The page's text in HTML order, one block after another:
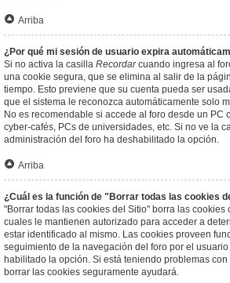
Arriba
¿Por qué mi sesión de usuario expira
Si no activa la casilla Recordarcuando ingresa al
una cookie segura, que se elimina al salir de la
tiempo. Esto previene que su cuenta pueda ser
que el sistema le reconozca automáticamente solo
No es recomendable si accede al foro desde un PC
cyber-cafés, PCs de universidades, etc. Si no ve la
administración del foro ha deshabilitado la opción.
Arriba
¿Cuál es la función de "Borrar todas las cookies
"Borrar todas las cookies del Sitio" borra las cookies
cuales le mantienen autorizado para acceder a
estar identificado al mismo. Las cookies proveen
seguimiento de la navegación del foro por el
habilitado la opción. Si está teniendo problemas
borrar las cookies seguramente ayudará.